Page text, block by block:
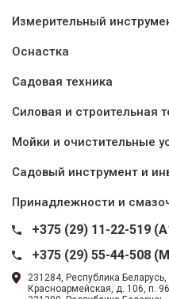
Измерительный
Оснастка
Садовая техника
Силовая и строительная
Мойки и очистительные
Садовый инструмент и
Принадлежности и
+375 (29) 11-22-519
+375 (29) 55-44-508
231284, Республика
Красноармейская, д. 106, п. 96